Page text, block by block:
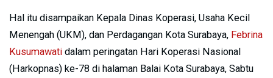
Hal itu disampaikan Kepala Dinas Koperasi, Usaha Kecil
Menengah (UKM), dan Perdagangan Kota Surabaya, Febrina
Kusumawati dalam peringatan Hari Koperasi Nasional
(Harkopnas) ke-78 di halaman Balai Kota Surabaya, Sabtu